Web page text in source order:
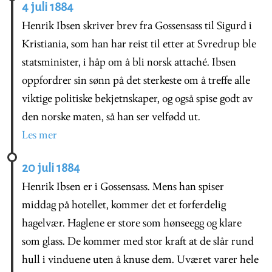
4 juli 1884
Henrik Ibsen skriver brev fra Gossensass til Sigurd i
Kristiania, som han har reist til etter at Svredrup ble
statsminister, i håp om å bli norsk attaché. Ibsen
oppfordrer sin sønn på det sterkeste om å treffe alle
viktige politiske bekjetnskaper, og også spise godt av
den norske maten, så han ser velfødd ut.
Les mer
20 juli 1884
Henrik Ibsen er i Gossensass. Mens han spiser
middag på hotellet, kommer det et forferdelig
hagelvær. Haglene er store som hønseegg og klare
som glass. De kommer med stor kraft at de slår rund
hull i vinduene uten å knuse dem. Uværet varer hele